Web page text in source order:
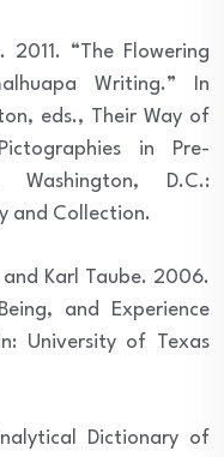
2011. “The Flowering
Writing.” In
eds., Their Way of
in Pre-
Washington, D.C.:
and Collection.
Karl Taube. 2006.
and Experience
University of Texas
Dictionary of